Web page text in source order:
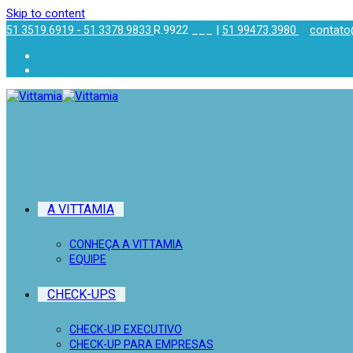
Skip to content
51 3519.6919 - 51 3378.9833 R.9922 ___ | 51 99473.3980
A VITTAMIA
CONHEÇA A VITTAMIA
EQUIPE
CHECK-UPS
CHECK-UP EXECUTIVO
CHECK-UP PARA EMPRESAS